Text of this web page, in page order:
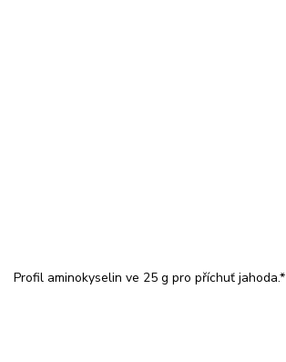
Profil aminokyselin ve 25 g pro příchuť jahoda.*